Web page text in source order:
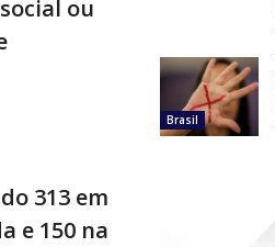
ou
313 em
e 150 na
Brasil